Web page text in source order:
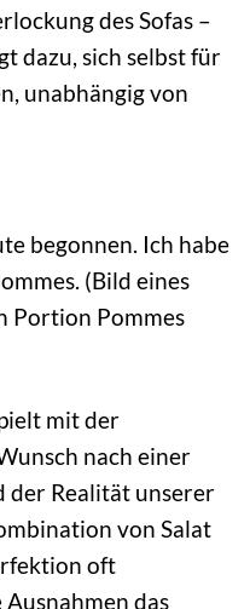
des Sofas –
dazu, sich selbst für
unabhängig von
begonnen. Ich habe
(Bild eines
Portion Pommes
mit der
nach einer
der Realität unserer
von Salat
oft
das